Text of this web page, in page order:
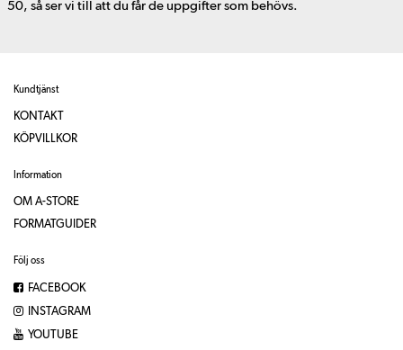
50, så ser vi till att du får de uppgifter som behövs.
Kundtjänst
KONTAKT
KÖPVILLKOR
Information
OM A-STORE
FORMATGUIDER
Följ oss
FACEBOOK
INSTAGRAM
YOUTUBE